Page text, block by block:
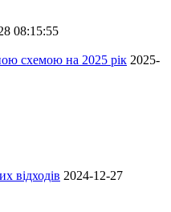
08:15:55
схемою на 2025 рік 2025-
відходів 2024-12-27